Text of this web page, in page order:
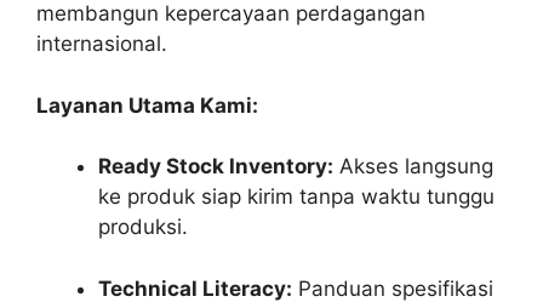
membangun kepercayaan perdagangan
internasional.
Layanan Utama Kami:
Ready Stock Inventory: Akses langsung
ke produk siap kirim tanpa waktu tunggu
produksi.
Technical Literacy: Panduan spesifikasi